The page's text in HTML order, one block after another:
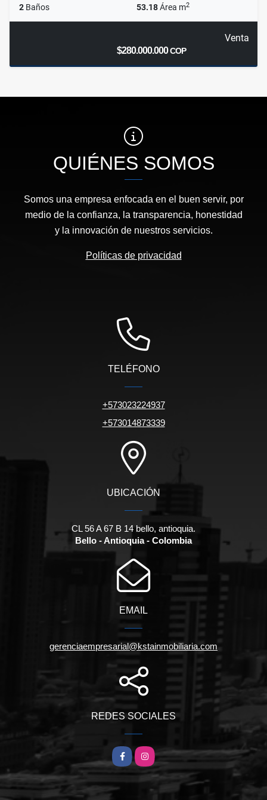
2 Baños 53.18Área m2
Venta
$280.000.000COP
QUIÉNES SOMOS
Somos una empresa enfocada en el buen servir, por
medio de la confianza, la transparencia, honestidad
y la innovación de nuestros servicios.
Políticas de privacidad
TELÉFONO
+573023224937
+573014873339
UBICACIÓN
CL 56 A 67 B 14 bello, antioquia.
Bello - Antioquia - Colombia
EMAIL
gerenciaempresarial@kstainmobiliaria.com
REDES SOCIALES
FacebookInstagram